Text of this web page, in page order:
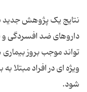
نتایج یک پژوهش
تواند موجب بروز
ویژه ای در افراد
شود.